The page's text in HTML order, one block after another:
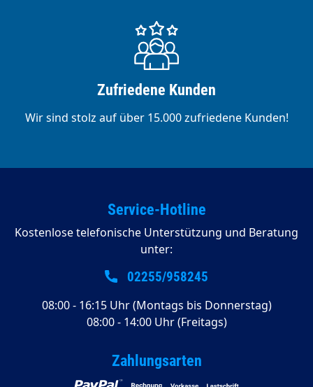
Zufriedene Kunden
Wir sind stolz auf über 15.000 zufriedene Kunden!
Service-Hotline
Kostenlose telefonische Unterstützung und Beratung
unter:
02255/958245
08:00 - 16:15 Uhr (Montags bis Donnerstag)
08:00 - 14:00 Uhr (Freitags)
Zahlungsarten